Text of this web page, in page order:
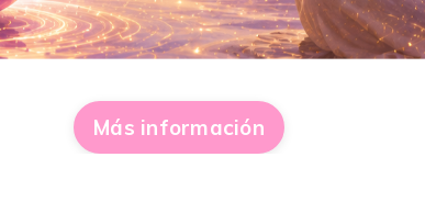
Más información